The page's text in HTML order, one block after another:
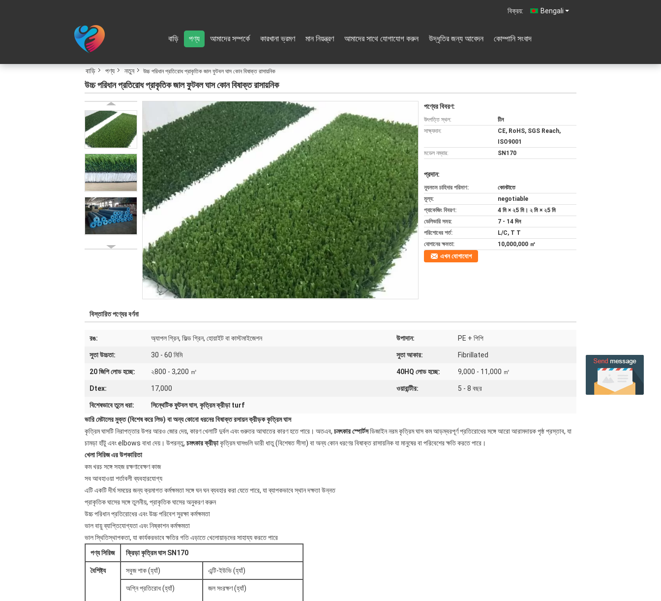
Bengali
বিক্রয়:
বাড়ি পণ্য আমাদের সম্পর্কে কারখানা ভ্রমণ মান নিয়ন্ত্রণ আমাদের সাথে যোগাযোগ করুন উদ্ধৃতির জন্য আবেদন কোম্পানি সংবাদ
বাড়ি পণ্য নতুন উচ্চ পরিধান প্রতিরোধ প্রাকৃতিক জাল ফুটবল ঘাস কোন বিষাক্ত রাসায়নিক
উচ্চ পরিধান প্রতিরোধ প্রাকৃতিক জাল ফুটবল ঘাস কোন বিষাক্ত রাসায়নিক
পণ্যের বিবরণ:
উৎপত্তি স্থল:
চীন
সাক্ষ্যদান:
CE, RoHS, SGS Reach,
ISO9001
মডেল নম্বার:
SN170
প্রদান:
ন্যূনতম চাহিদার পরিমাণ:
কোনটাতে
মূল্য:
negotiable
প্যাকেজিং বিবরণ:
4 মি × ২5 মি। ২ মি × ২5 মি
ডেলিভারি সময়:
7 - 14 দিন
পরিশোধের শর্ত:
L/C, T T
যোগানের ক্ষমতা:
10,000,000 ㎡
এখন যোগাযোগ
বিস্তারিত পণ্যের বর্ণনা
রঙ: অ্যাপল গ্রিন, ফিল্ড গ্রিন, হোয়াইট বা কাস্টমাইজেশন উপাদান: PE + পিপি
সুতা উচ্চতা: 30 - 60 মিমি সুতা আকার: Fibrillated
20 জিপি লোড হচ্ছে: ২800 - 3,200 ㎡ 40HQ লোড হচ্ছে: 9,000 - 11,000 ㎡
Dtex: 17,000 ওয়ারান্টীর: 5 - 8 বছর
বিশেষভাবে তুলে ধরা: সিন্থেটিক ফুটবল ঘাস, কৃত্রিম ক্রীড়া turf
ভারি মেটালের মুক্ত (বিশেষ করে লিড) বা অন্য কোনো ধরনের বিষাক্ত রসায়ন ক্রীড়ক কৃত্রিম ঘাস
কৃত্রিম ঘাসটি নিরাপত্তার উপর আরও জোর দেয়, কারণ খেলাটি দুর্বল এবং গুরুতর আঘাতের কারণ হতে পারে। অতএব, চমৎকার স্পোর্টসডিজাইন নরম কৃত্রিম ঘাস কম আড়ম্বরপূর্ণ প্রতিরোধের সঙ্গে আরো আরামদায়ক পৃষ্ঠ প্রস্তাব, যা
চামড়া হাঁটু এবং elbows বাধা দেয়। উপরন্তু, চমৎকার ক্রীড়াকৃত্রিম ঘাসগুলি ভারী ধাতু (বিশেষত সীসা) বা অন্য কোন ধরণের বিষাক্ত রাসায়নিক যা মানুষের বা পরিবেশের ক্ষতি করতে পারে।
খেলা সিরিজ এর উপকারিতা
কম খরচ সঙ্গে সহজ রক্ষণাবেক্ষণ কাজ
সব আবহাওয়া শর্তাবলী ব্যবহারযোগ্য
এটি একটি দীর্ঘ সময়ের জন্য ক্রমাগত কর্মক্ষমতা সঙ্গে ঘন ঘন ব্যবহার করা যেতে পারে, যা ব্যাপকভাবে স্থান দক্ষতা উন্নত
প্রাকৃতিক ঘাসের সঙ্গে তুলনীয়, প্রাকৃতিক ঘাসের অনুকরণ করুন
উচ্চ পরিধান প্রতিরোধের এবং উচ্চ পরিবেশ সুরক্ষা কর্মক্ষমতা
ভাল বায়ু ব্যাপ্তিযোগ্যতা এবং নিষ্কাশন কর্মক্ষমতা
ভাল স্থিতিস্থাপকতা, যা কার্যকরভাবে ক্ষতির গতি এড়াতে খেলোয়াড়দের সাহায্য করতে পারে
পণ্য সিরিজ
ক্রিড়া কৃত্রিম ঘাস SN170
বৈশিষ্ট্য সবুজ শাক (হ্যাঁ) এন্টি-ইউভি (হ্যাঁ)
অগ্নি প্রতিরোধ (হ্যাঁ) জল সংরক্ষণ (হ্যাঁ)